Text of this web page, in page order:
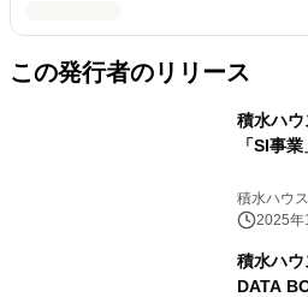
この発行者のリリース
積水ハ
「SI事
積水ハウ
2025年
積水ハ
DATA